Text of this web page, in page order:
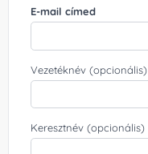
E-mail címed
Vezetéknév (opcionális)
Keresztnév (opcionális)